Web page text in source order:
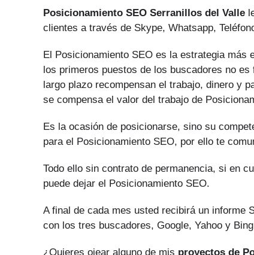
Posicionamiento SEO Serranillos del Valle
clientes a través de Skype, Whatsapp,
El Posicionamiento SEO es la estrategia
los primeros puestos de los buscadores no
largo plazo recompensan el trabajo, dinero y
se compensa el valor del trabajo de
Es la ocasión de posicionarse, sino su
para el Posicionamiento SEO, por ello te
Todo ello sin contrato de permanencia, si en
puede dejar el Posicionamiento SEO.
A final de cada mes usted recibirá un informe
con los tres buscadores, Google, Yahoo y
¿Quieres ojear alguno de mis proyectos de